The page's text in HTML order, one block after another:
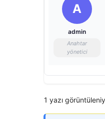
A
admin
Anahtar
yönetici
1 yazı